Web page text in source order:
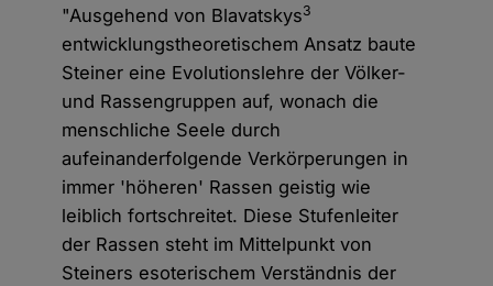
"Ausgehend von Blavatskys3
entwicklungstheoretischem Ansatz baute
Steiner eine Evolutionslehre der Völker-
und Rassengruppen auf, wonach die
menschliche Seele durch
aufeinanderfolgende Verkörperungen in
immer 'höheren' Rassen geistig wie
leiblich fortschreitet. Diese Stufenleiter
der Rassen steht im Mittelpunkt von
Steiners esoterischem Verständnis der